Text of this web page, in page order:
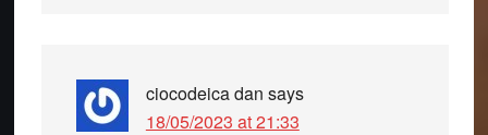
ciocodeica dan says
18/05/2023 at 21:33